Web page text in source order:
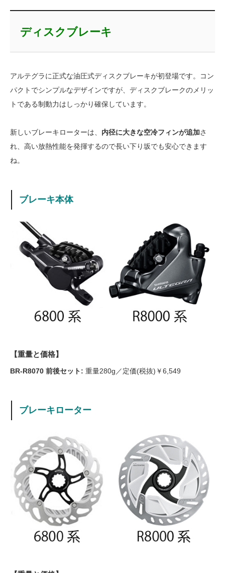
ディスクブレーキ
アルテグラに正式な油圧式ディスクブレーキが初登場です。コン
パクトでシンプルなデザインですが、ディスクブレークのメリッ
トである制動力はしっかり確保しています。
新しいブレーキローターは、 内径に大きな空冷フィンが追加さ
れ、高い放熱性能を発揮するので長い下り坂でも安心できます
ね。
ブレーキ本体
【重量と価格】
BR-R8070 前後セット: 重量280g／定価(税抜)￥6,549
ブレーキローター